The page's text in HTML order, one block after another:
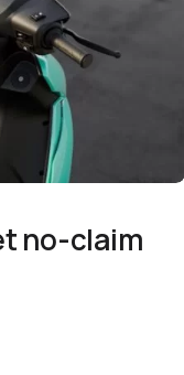
no-claim